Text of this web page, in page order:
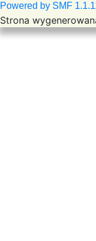
Powered by SMF
Strona